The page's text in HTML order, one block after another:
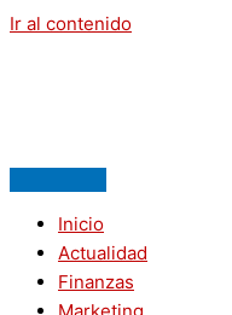
Ir al contenido
Inicio
Actualidad
Finanzas